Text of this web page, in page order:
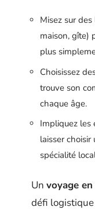
Misez sur
maison, gîte)
plus
Choisissez
trouve son
chaque âge.
Impliquez les
laisser choisir
spécialité
Un voyage
défi logistique